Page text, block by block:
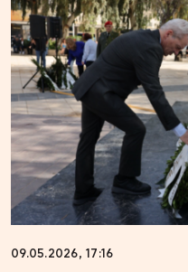
09.05.2026, 17:16